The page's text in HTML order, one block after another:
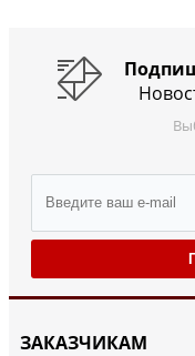
ЗАКАЗЧИКАМ